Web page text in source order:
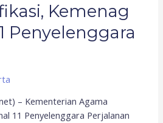
Kemenag
Penyelenggara
– Kementerian Agama
11 Penyelenggara Perjalanan